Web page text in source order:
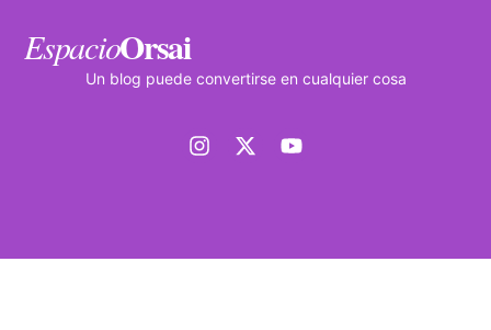
EspacioOrsai
Un blog puede convertirse en cualquier cosa